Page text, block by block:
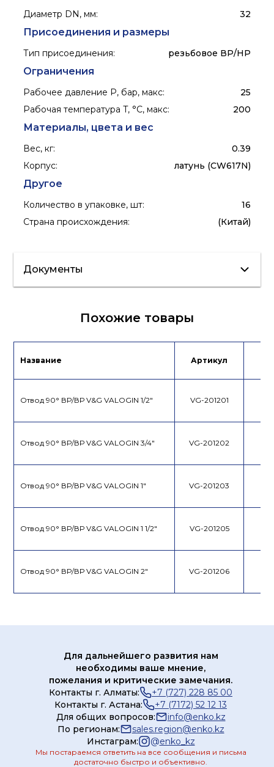
Диаметр DN, мм: 32
Присоединения и размеры
Тип присоединения: резьбовое ВР/НР
Ограничения
Рабочее давление P, бар, макс:
25
Рабочая температура T, °C, макс: 200
Материалы, цвета и вес
Вес, кг:
0.39
Корпус: латунь (CW617N)
Другое
Количество в упаковке, шт:
16
Страна происхождения: (Китай)
Документы
Декларация
Похожие товары
Название Артикул
Отвод 90° ВР/ВР V&G VALOGIN 1/2" VG-201201
Отвод 90° ВР/ВР V&G VALOGIN 3/4" VG-201202
Отвод 90° ВР/ВР V&G VALOGIN 1" VG-201203
Отвод 90° ВР/ВР V&G VALOGIN 1 1/2" VG-201205
Отвод 90° ВР/ВР V&G VALOGIN 2" VG-201206
Для дальнейшего развития нам
необходимы ваше мнение,
пожелания и критические замечания.
Контакты г. Алматы:
+7 (727) 228 85 00
Контакты г. Астана:
+7 (7172) 52 12 13
Для общих вопросов:
info@enko.kz
По регионам:
sales.region@enko.kz
Инстаграм:
@enko_kz
Мы постараемся ответить на все сообщения и письма
достаточно быстро и объективно.